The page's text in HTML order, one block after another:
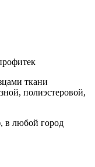
ткани
полиэстеровой,
в любой город